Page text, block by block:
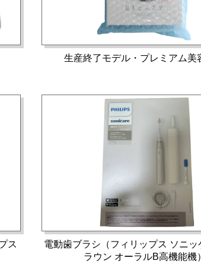
生産終了モデル・プレミアム美
ス
電動歯ブラシ（フィリップス ソニッ
ラウン オーラルB高機能機）